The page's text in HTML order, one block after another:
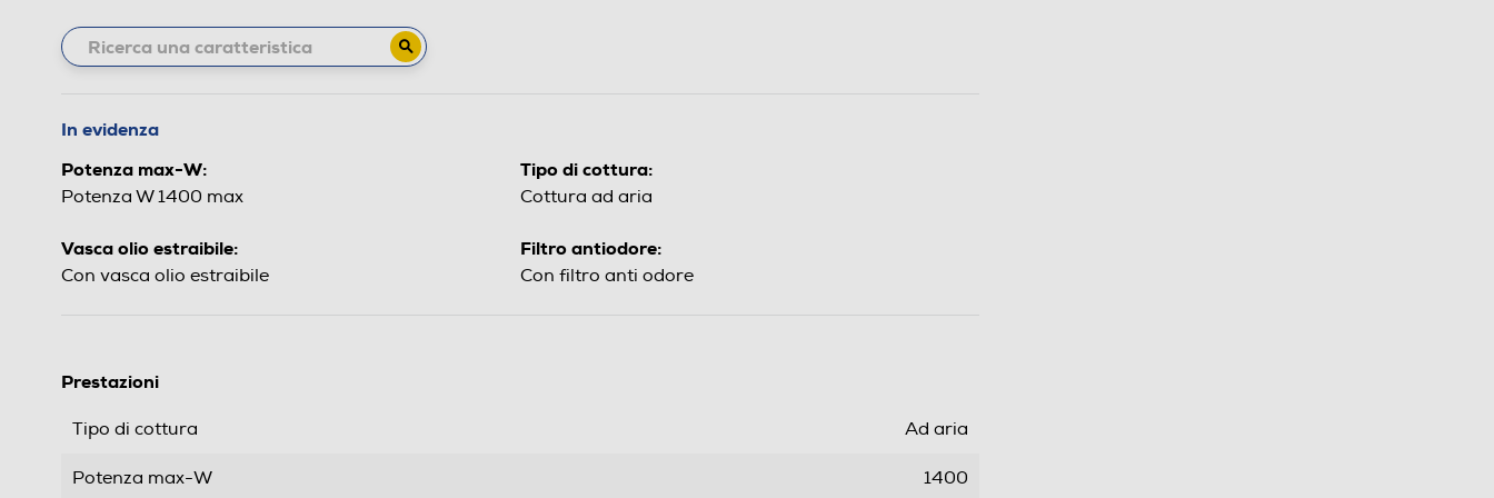
In evidenza
Potenza max-W:
Potenza W 1400 max
Tipo di cottura:
Cottura ad aria
Vasca olio estraibile:
Con vasca olio estraibile
Filtro antiodore:
Con filtro anti odore
Prestazioni
Tipo di cottura Ad aria
Potenza max-W 1400